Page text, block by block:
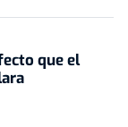
que el